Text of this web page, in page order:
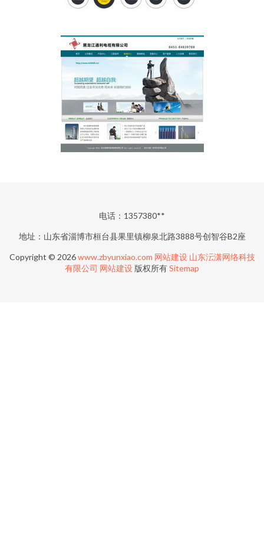
电话：1357380**
地址：山东省淄博市桓台县果里镇柳泉北路3888号创智谷B2座
Copyright © 2026www.zbyunxiao.com 网站建设 山东沄潇网络科技
有限公司 网站建设 版权所有Sitemap